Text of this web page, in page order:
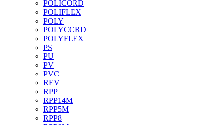
POLICORD
POLIFLEX
POLY
POLYCORD
POLYFLEX
PS
PU
PV
PVC
REV
RPP
RPP14M
RPP5M
RPP8